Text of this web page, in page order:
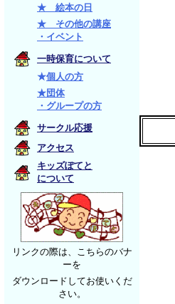
★ 絵本の日
★ その他の講座
・イベント
一時保育について
★個人の方
★団体
・グループの方
サークル応援
アクセス
キッズぽてと
について
リンクの際は、こちらのバナ
ーを
ダウンロードしてお使いくだ
さい。